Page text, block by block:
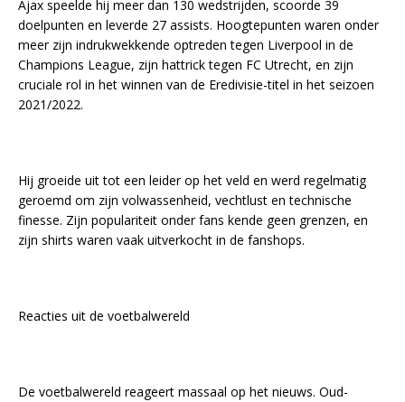
Ajax speelde hij meer dan 130 wedstrijden, scoorde 39
doelpunten en leverde 27 assists. Hoogtepunten waren onder
meer zijn indrukwekkende optreden tegen Liverpool in de
Champions League, zijn hattrick tegen FC Utrecht, en zijn
cruciale rol in het winnen van de Eredivisie-titel in het seizoen
2021/2022.
Hij groeide uit tot een leider op het veld en werd regelmatig
geroemd om zijn volwassenheid, vechtlust en technische
finesse. Zijn populariteit onder fans kende geen grenzen, en
zijn shirts waren vaak uitverkocht in de fanshops.
Reacties uit de voetbalwereld
De voetbalwereld reageert massaal op het nieuws. Oud-